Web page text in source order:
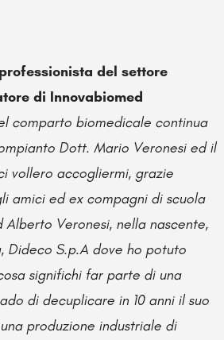
del settore
di Innovabiomed
comparto biomedicale continua
Dott. Mario Veronesi ed il
vollero accogliermi, grazie
amici ed ex compagni di scuola
Alberto Veronesi, nella nascente,
Dideco S.p.A dove ho potuto
significhi far parte di una
di decuplicare in 10 anni il suo
produzione industriale di